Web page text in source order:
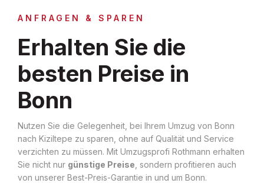
ANFRAGEN & SPAREN
Erhalten Sie die
besten Preise in
Bonn
Nutzen Sie die Gelegenheit, bei Ihrem Umzug von Bonn
nach Kiziltepe zu sparen, ohne auf Qualität und Service
verzichten zu müssen. Mit Umzugsprofi Rothmann erhalten
Sie nicht nur günstige Preise , sondern profitieren auch
von unserer Best-Preis-Garantie in und um Bonn.